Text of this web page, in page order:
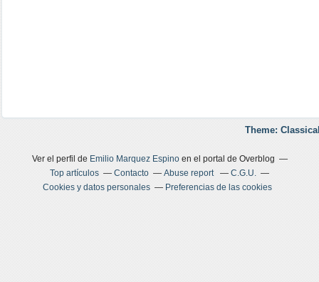
Theme:
Ver el perfil de Emilio Marquez Espinoen el portal de Overblog
Top artículos
Contacto Abuse report
C.G.U.
Cookies y datos personales
Preferencias de las cookies